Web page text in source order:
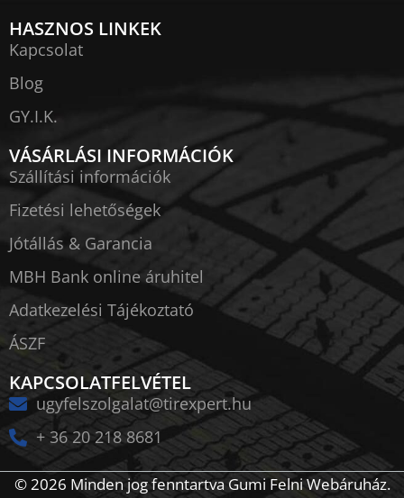
HASZNOS LINKEK
Kapcsolat
Blog
GY.I.K.
VÁSÁRLÁSI INFORMÁCIÓK
Szállítási információk
Fizetési lehetőségek
Jótállás & Garancia
MBH Bank online áruhitel
Adatkezelési Tájékoztató
ÁSZF
KAPCSOLATFELVÉTEL
ugyfelszolgalat@tirexpert.hu
+ 36 20 218 8681
© 2026 Minden jog fenntartva Gumi Felni Webáruház.